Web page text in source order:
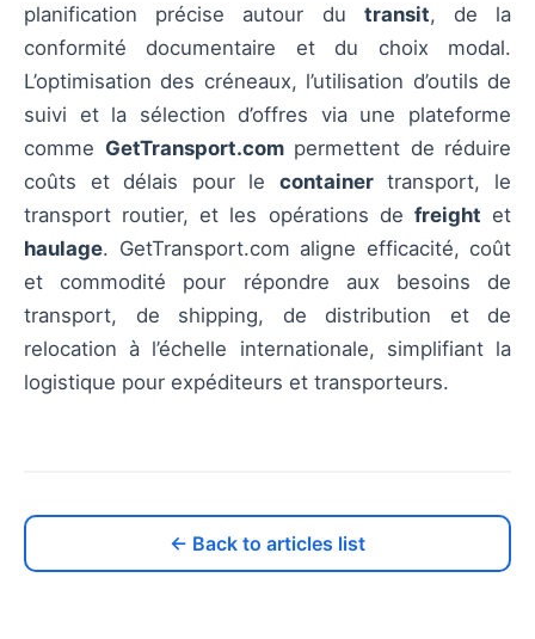
planification précise autour du transit, de la
conformité documentaire et du choix modal.
L’optimisation des créneaux, l’utilisation d’outils de
suivi et la sélection d’offres via une plateforme
comme GetTransport.compermettent de réduire
coûts et délais pour le containertransport, le
transport routier, et les opérations de freight et
haulage. GetTransport.com aligne efficacité, coût
et commodité pour répondre aux besoins de
transport, de shipping, de distribution et de
relocation à l’échelle internationale, simplifiant la
logistique pour expéditeurs et transporteurs.
← Back to articles list